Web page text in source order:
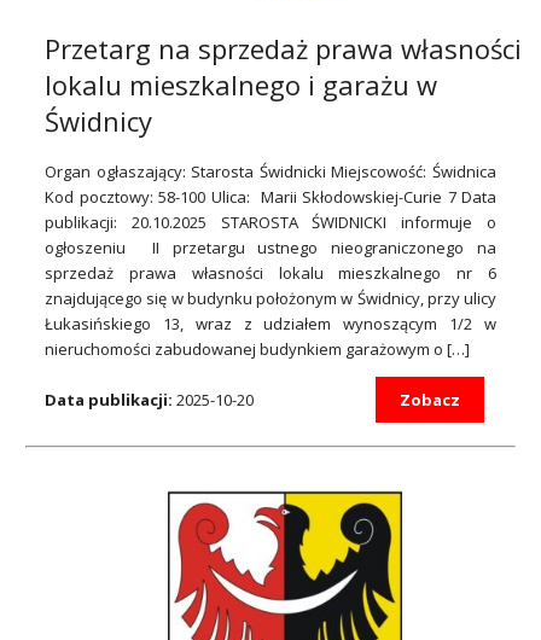
Przetarg na sprzedaż prawa własności
lokalu mieszkalnego i garażu w
Świdnicy
Organ ogłaszający: Starosta Świdnicki Miejscowość: Świdnica
Kod pocztowy: 58-100 Ulica: Marii Skłodowskiej-Curie 7 Data
publikacji: 20.10.2025 STAROSTA ŚWIDNICKI informuje o
ogłoszeniu II przetargu ustnego nieograniczonego na
sprzedaż prawa własności lokalu mieszkalnego nr 6
znajdującego się w budynku położonym w Świdnicy, przy ulicy
Łukasińskiego 13, wraz z udziałem wynoszącym 1/2 w
nieruchomości zabudowanej budynkiem garażowym o […]
Data publikacji: 2025-10-20 Zobacz